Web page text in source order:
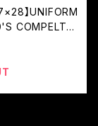
7×28】UNIFORM
COMPELTE